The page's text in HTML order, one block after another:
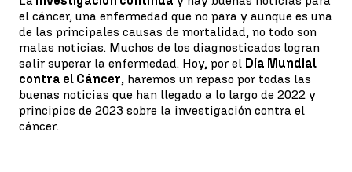
el cáncer, una enfermedad que no para y aunque es una
de las principales causas de mortalidad, no todo son
malas noticias. Muchos de los diagnosticados logran
salir superar la enfermedad. Hoy, por el Día Mundial
contra el Cáncer, haremos un repaso por todas las
buenas noticias que han llegado a lo largo de 2022 y
principios de 2023 sobre la investigación contra el
cáncer.